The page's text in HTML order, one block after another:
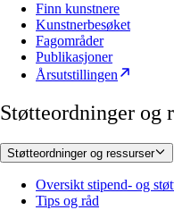
Finn kunstnere
Kunstnerbesøket
Fagområder
Publikasjoner
Årsutstillingen
Støtteordninger og
Støtteordninger og ressurser
Oversikt stipend- og
Tips og råd